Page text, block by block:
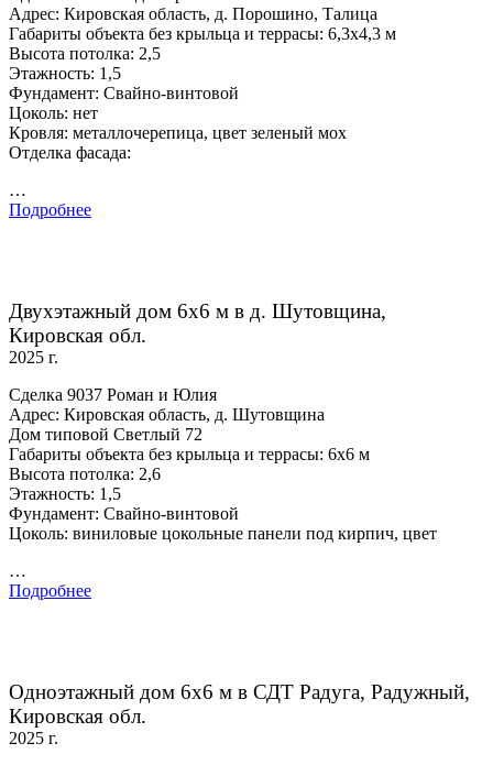
Адрес: Кировская область, д. Порошино, Талица
Габариты объекта без крыльца и террасы: 6,3х4,3 м
Высота потолка: 2,5
Этажность: 1,5
Фундамент: Свайно-винтовой
Цоколь: нет
Кровля: металлочерепица, цвет зеленый мох
Отделка фасада:
…
Подробнее
Двухэтажный дом 6х6 м в д. Шутовщина,
Кировская обл.
2025 г.
Сделка 9037 Роман и Юлия
Адрес: Кировская область, д. Шутовщина
Дом типовой Светлый 72
Габариты объекта без крыльца и террасы: 6х6 м
Высота потолка: 2,6
Этажность: 1,5
Фундамент: Свайно-винтовой
Цоколь: виниловые цокольные панели под кирпич, цвет
…
Подробнее
Одноэтажный дом 6х6 м в СДТ Радуга, Радужный,
Кировская обл.
2025 г.